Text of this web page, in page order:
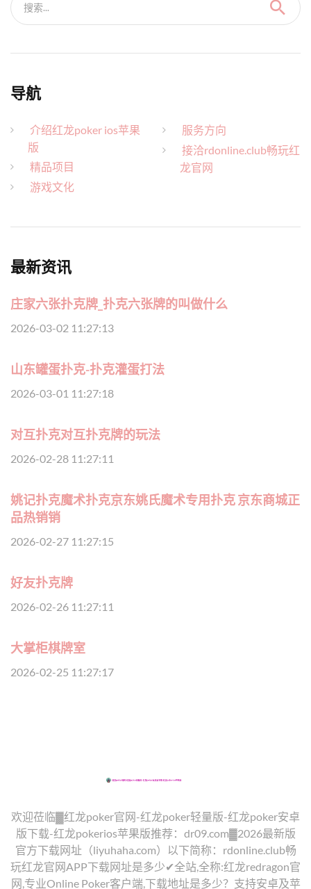
搜索...
导航
介绍红龙poker ios苹果
版
精品项目
游戏文化
服务方向
接洽rdonline.club畅玩红
龙官网
最新资讯
庄家六张扑克牌_扑克六张牌的叫做什么
2026-03-02 11:27:13
山东罐蛋扑克-扑克灌蛋打法
2026-03-01 11:27:18
对互扑克对互扑克牌的玩法
2026-02-28 11:27:11
姚记扑克魔术扑克京东姚氏魔术专用扑克 京东商城正
品热销销
2026-02-27 11:27:15
好友扑克牌
2026-02-26 11:27:11
大掌柜棋牌室
2026-02-25 11:27:17
欢迎莅临▓红龙poker官网-红龙poker轻量版-红龙poker安卓
版下载-红龙pokerios苹果版推荐：dr09.com▓2026最新版
官方下载网址（liyuhaha.com）以下简称：rdonline.club畅
玩红龙官网APP下载网址是多少✔全站,全称:红龙redragon官
网,专业Online Poker客户端,下载地址是多少？支持安卓及苹